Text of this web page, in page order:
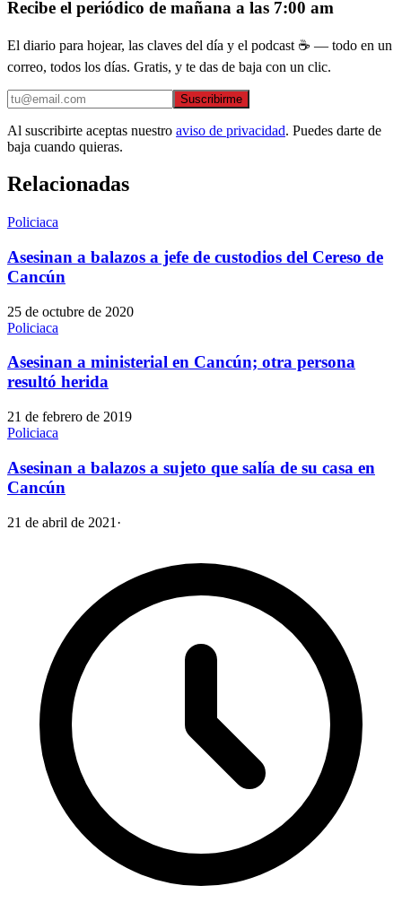
Recibe el periódico de mañana a las 7:00 am
El diario para hojear, las claves del día y el podcast ☕ — todo en un
correo, todos los días. Gratis, y te das de baja con un clic.
Suscribirme
Al suscribirte aceptas nuestro aviso de privacidad. Puedes darte de
baja cuando quieras.
Relacionadas
Policiaca
Asesinan a balazos a jefe de custodios del Cereso de
Cancún
25 de octubre de 2020
Policiaca
Asesinan a ministerial en Cancún; otra persona
resultó herida
21 de febrero de 2019
Policiaca
Asesinan a balazos a sujeto que salía de su casa en
Cancún
21 de abril de 2021 ·